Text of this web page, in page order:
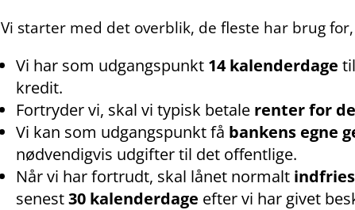
Vi starter med det overblik, de fleste har brug
Vi har som udgangspunkt 14 kalenderdage
kredit.
Fortryder vi, skal vi typisk betale renter for
Vi kan som udgangspunkt få bankens egne
nødvendigvis udgifter til det offentlige.
Når vi har fortrudt, skal lånet normalt
senest30 kalenderdage efter vi har givet